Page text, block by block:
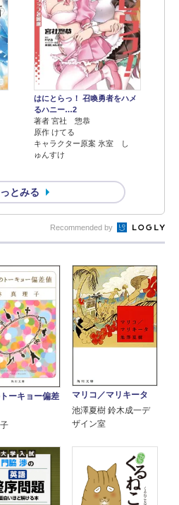
はにとらっ！ 召喚勇者をハメ
るハニー…2
著者 宮社 惣恭
原作 けてる
キャラクター原案 氷室 し
ゅんすけ
とみる
Recommended by
ーキョー偏差
マリコ／マリキータ
池澤夏樹 鈴木成一デ
ザイン室